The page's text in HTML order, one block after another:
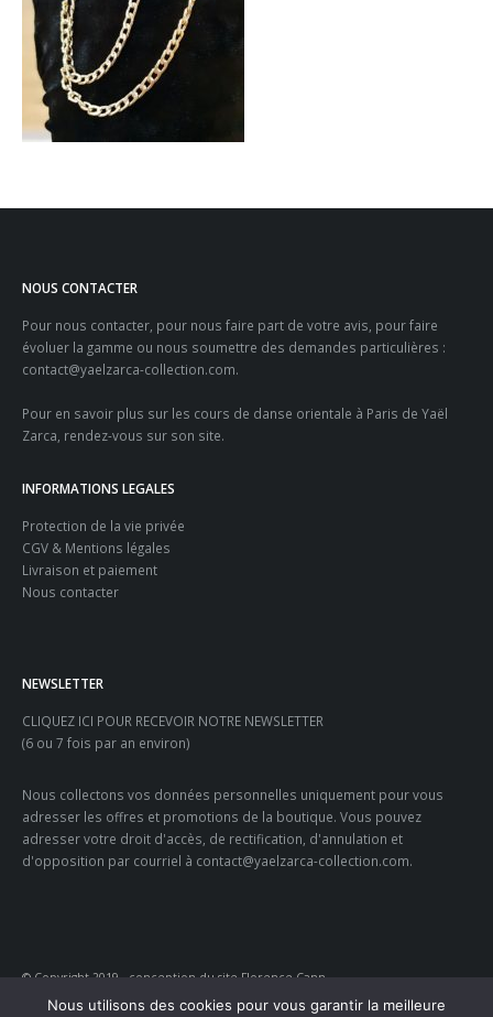
NOUS CONTACTER
Pour nous contacter, pour nous faire part de votre avis, pour faire
évoluer la gamme ou nous soumettre des demandes particulières :
contact@yaelzarca-collection.com.
Pour en savoir plus sur les cours de danse orientale à Paris de Yaël
Zarca, rendez-vous sur son site.
INFORMATIONS LEGALES
Protection de la vie privée
CGV & Mentions légales
Livraison et paiement
Nous contacter
NEWSLETTER
CLIQUEZ ICI POUR RECEVOIR NOTRE NEWSLETTER
(6 ou 7 fois par an environ)
Nous collectons vos données personnelles uniquement pour vous
adresser les offres et promotions de la boutique. Vous pouvez
adresser votre droit d'accès, de rectification, d'annulation et
d'opposition par courriel à contact@yaelzarca-collection.com.
© Copyright 2019 - conception du site Florence Cann
Nous utilisons des cookies pour vous garantir la meilleure